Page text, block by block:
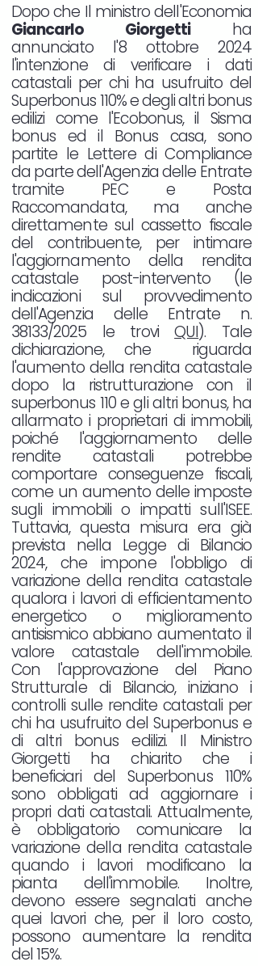
Dopo che Il ministro dell'Economia
Giancarlo Giorgettiha
annunciato l'8 ottobre 2024
l'intenzione di verificare i dati
catastali per chi ha usufruito del
Superbonus 110% e degli altri bonus
edilizi come l'Ecobonus, il Sisma
bonus ed il Bonus casa, sono
partite le Lettere di Compliance
da parte dell'Agenzia delle Entrate
tramite PEC e Posta
Raccomandata, ma anche
direttamente sul cassetto fiscale
del contribuente, per intimare
l'aggiornamento della rendita
catastale post-intervento (le
indicazioni sul provvedimento
dell'Agenzia delle Entrate n.
38133/2025 le troviQUI). Tale
dichiarazione, che riguarda
l'aumento della rendita catastale
dopo la ristrutturazione con il
superbonus 110 e gli altri bonus, ha
allarmato i proprietari di immobili,
poiché l'aggiornamento delle
rendite catastali potrebbe
comportare conseguenze fiscali,
come un aumento delle imposte
sugli immobili o impatti sull'ISEE.
Tuttavia, questa misura era già
prevista nella Legge di Bilancio
2024, che impone l'obbligo di
variazione della rendita catastale
qualora i lavori di efficientamento
energetico o miglioramento
antisismico abbiano aumentato il
valore catastale dell'immobile.
Con l'approvazione del Piano
Strutturale di Bilancio, iniziano i
controlli sulle rendite catastali per
chi ha usufruito del Superbonus e
di altri bonus edilizi. Il Ministro
Giorgetti ha chiarito che i
beneficiari del Superbonus 110%
sono obbligati ad aggiornare i
propri dati catastali. Attualmente,
è obbligatorio comunicare la
variazione della rendita catastale
quando i lavori modificano la
pianta dell'immobile. Inoltre,
devono essere segnalati anche
quei lavori che, per il loro costo,
possono aumentare la rendita
del 15%.